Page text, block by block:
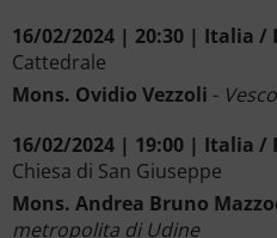
16/02/2024 | 20:30 | Italia /
Cattedrale
Mons. Ovidio Vezzoli -
16/02/2024 | 19:00 | Italia
Chiesa di San Giuseppe
Mons. Andrea Bruno
metropolita di Udine